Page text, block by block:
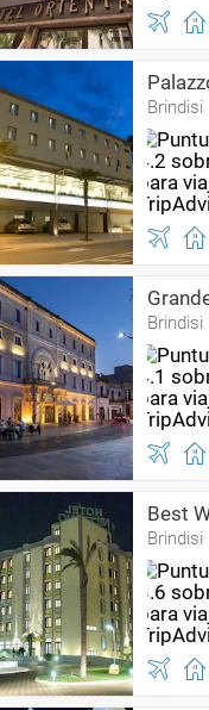
Brindisi
Brindisi
Best
Brindisi